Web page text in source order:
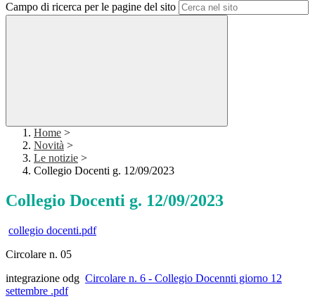
Campo di ricerca per le pagine del sito
Home >
Novità >
Le notizie >
Collegio Docenti g. 12/09/2023
Collegio Docenti g. 12/09/2023
collegio docenti.pdf
Circolare n. 05
integrazione odg Circolare n. 6 - Collegio Docennti giorno 12
settembre .pdf